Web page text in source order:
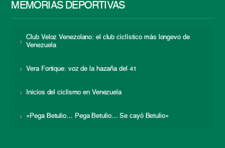
MEMORIAS DEPORTIVAS
Club Veloz Venezolano: el club ciclístico más longevo de
Venezuela
Vera Fortique: voz de la hazaña del 41
Inicios del ciclismo en Venezuela
«Pega Betulio… Pega Betulio… Se cayó Betulio»